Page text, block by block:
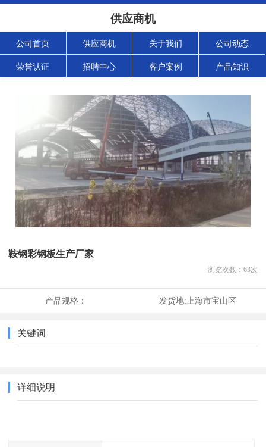
供应商机
公司首页 供应商机 关于我们 公司动态
荣誉认证 招聘中心 客户案例 产品知识
鞍钢彩钢板生产厂家
浏览次数： 63次
产品规格： 发货地: 上海市宝山区
关键词
详细说明